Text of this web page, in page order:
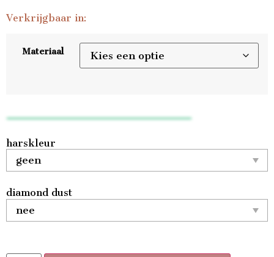
Verkrijgbaar in:
Materiaal
harskleur
diamond dust